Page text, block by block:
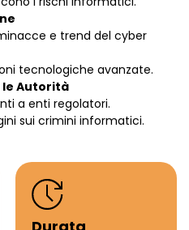
e trend del cyber
tecnologiche avanzate.
le Autorità
a enti regolatori.
sui crimini informatici.